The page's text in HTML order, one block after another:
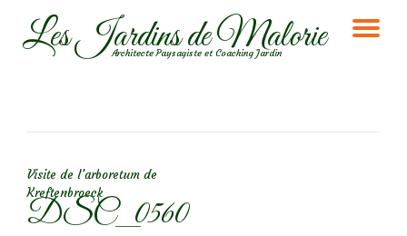
AllerLes Jardins de Malorie
Architecte Paysagiste et Coaching Jardin
Visite de l’arboretum de
Kreftenbroeck
DSC_0560